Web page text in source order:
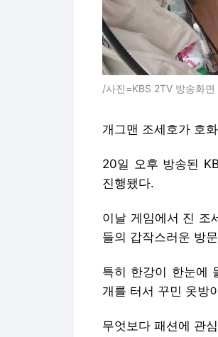
/사진=KBS 2TV 방송화면
개그맨 조세호가 호
20일 오후 방송된
진행됐다.
이날 게임에서 진 조
들의 갑작스러운 방
특히 한강이 한눈에
개를 터서 꾸민 옷방
무엇보다 패션에 관